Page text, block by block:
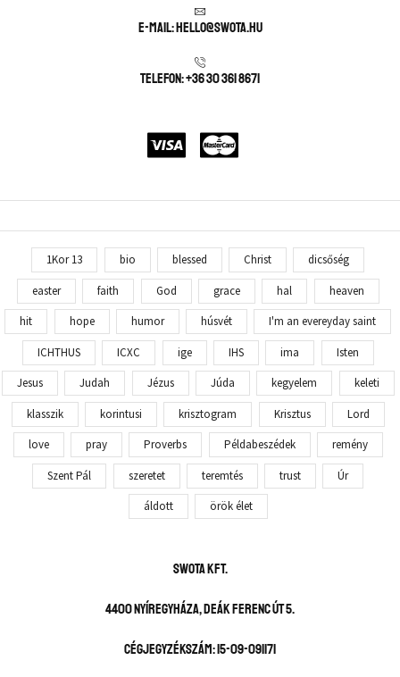
E-mail: hello@swota.hu
Telefon: +36 30 361 8671
1Kor 13 bio blessed Christ dicsőség
easter faith God grace hal heaven
hit hope humor húsvét I'm an evereyday saint
ICHTHUS ICXC ige IHS ima Isten
Jesus Judah Jézus Júda kegyelem keleti
klasszik korintusi krisztogram Krisztus Lord
love pray Proverbs Példabeszédek remény
Szent Pál szeretet teremtés trust Úr
áldott örök élet
SWOTA KFT.
4400 Nyíregyháza, Deák Ferenc út 5.
Cégjegyzékszám: 15-09-091171